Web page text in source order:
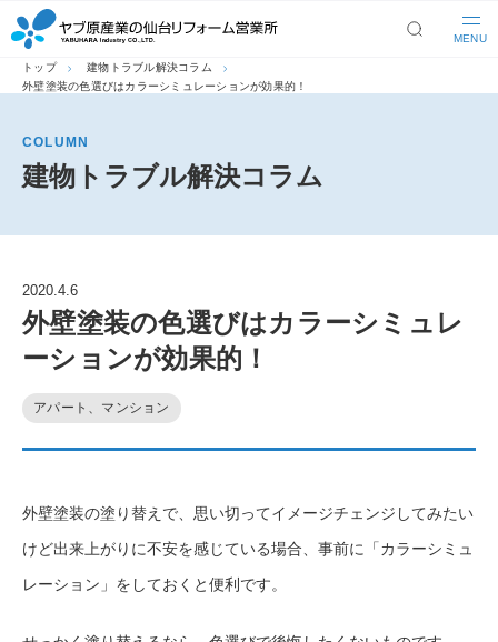
MENU
トップ
建物トラブル解決コラム
外壁塗装の色選びはカラーシミュレーションが効果的！
COLUMN
建物トラブル解決コラム
2020.4.6
外壁塗装の色選びはカラーシミュレ
ーションが効果的！
アパート、マンション
外壁塗装の塗り替えで、思い切ってイメージチェンジしてみたい
けど出来上がりに不安を感じている場合、事前に「カラーシミュ
レーション」をしておくと便利です。